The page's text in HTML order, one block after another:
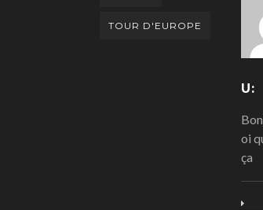
TOUR D'EUROPE
U:
oi
ça